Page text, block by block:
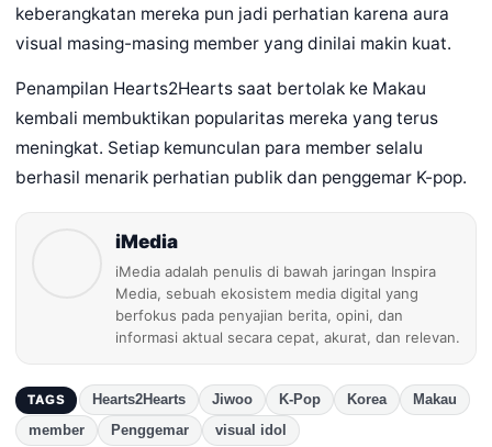
keberangkatan mereka pun jadi perhatian karena aura
visual masing-masing member yang dinilai makin kuat.
Penampilan Hearts2Hearts saat bertolak ke Makau
kembali membuktikan popularitas mereka yang terus
meningkat. Setiap kemunculan para member selalu
berhasil menarik perhatian publik dan penggemar K-pop.
iMedia
iMedia adalah penulis di bawah jaringan Inspira
Media, sebuah ekosistem media digital yang
berfokus pada penyajian berita, opini, dan
informasi aktual secara cepat, akurat, dan relevan.
TAGS Hearts2Hearts Jiwoo K-Pop Korea
Makau
member
Penggemar visual idol